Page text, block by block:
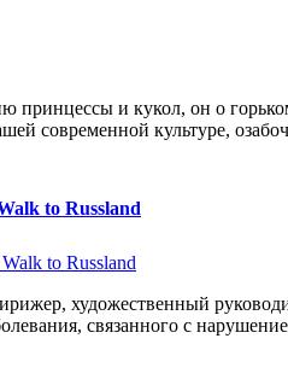
принцессы и кукол, он о
современной культуре,
to Russland
художественный
связанного с